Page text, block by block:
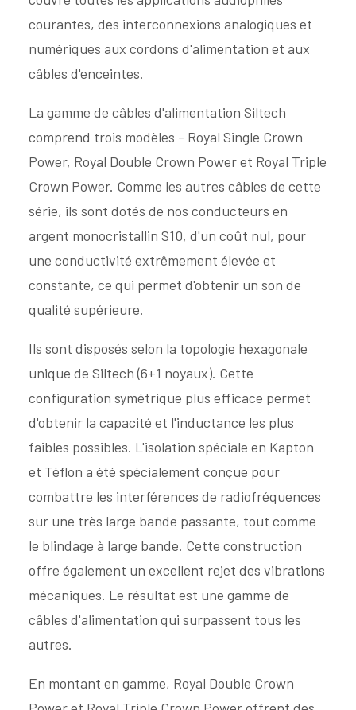
courantes, des interconnexions analogiques et
numériques aux cordons d'alimentation et aux
câbles d'enceintes.
La gamme de câbles d'alimentation Siltech
comprend trois modèles - Royal Single Crown
Power, Royal Double Crown Power et Royal Triple
Crown Power. Comme les autres câbles de cette
série, ils sont dotés de nos conducteurs en
argent monocristallin S10, d'un coût nul, pour
une conductivité extrêmement élevée et
constante, ce qui permet d'obtenir un son de
qualité supérieure.
Ils sont disposés selon la topologie hexagonale
unique de Siltech (6+1 noyaux). Cette
configuration symétrique plus efficace permet
d'obtenir la capacité et l'inductance les plus
faibles possibles. L'isolation spéciale en Kapton
et Téflon a été spécialement conçue pour
combattre les interférences de radiofréquences
sur une très large bande passante, tout comme
le blindage à large bande. Cette construction
offre également un excellent rejet des vibrations
mécaniques. Le résultat est une gamme de
câbles d'alimentation qui surpassent tous les
autres.
En montant en gamme, Royal Double Crown